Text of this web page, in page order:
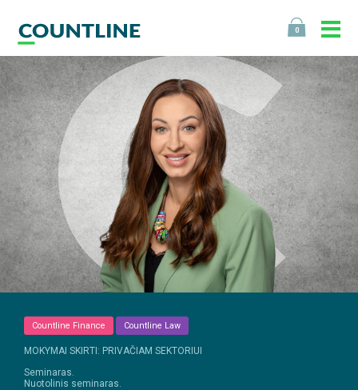
0
Countline Finance Countline Law
MOKYMAI SKIRTI: PRIVAČIAM SEKTORIUI
Seminaras.
Nuotolinis seminaras.